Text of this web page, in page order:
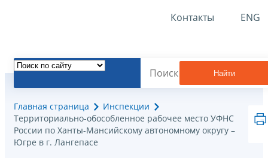
Контакты ENG
Найти
Главная страница
Инспекции
Территориально-обособленное рабочее место УФНС
России по Ханты-Мансийскому автономному округу –
Югре в г. Лангепасе